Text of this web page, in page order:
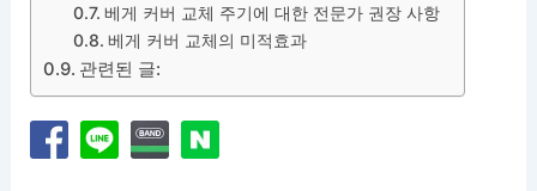
베게 커버 교체 주기에 대한 전문가 권장 사항
베게 커버 교체의 미적효과
관련된 글: